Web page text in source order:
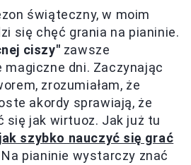
świąteczny, w moim
się chęć grania na pianinie.
ciszy" zawsze
dni. Zaczynając
zrozumiałam, że
akordy sprawiają, że
się jak wirtuoz. Jak już tu
jak szybko nauczyć się grać
Na pianinie wystarczy znać